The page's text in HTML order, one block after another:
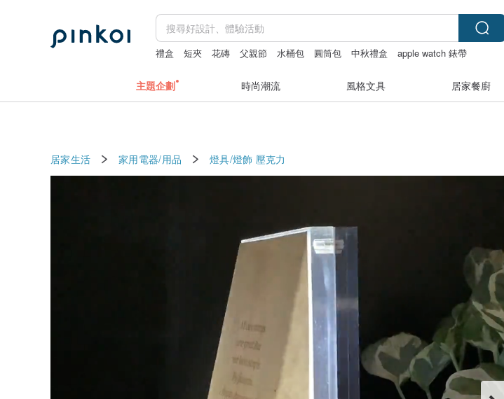
禮盒 短夾 花磚 父親節 水桶包 圓筒包 中秋禮盒 apple watch 錶帶
主題企劃 時尚潮流 風格文具 居家餐廚
居家生活 家用電器/用品 燈具/燈飾 壓克力